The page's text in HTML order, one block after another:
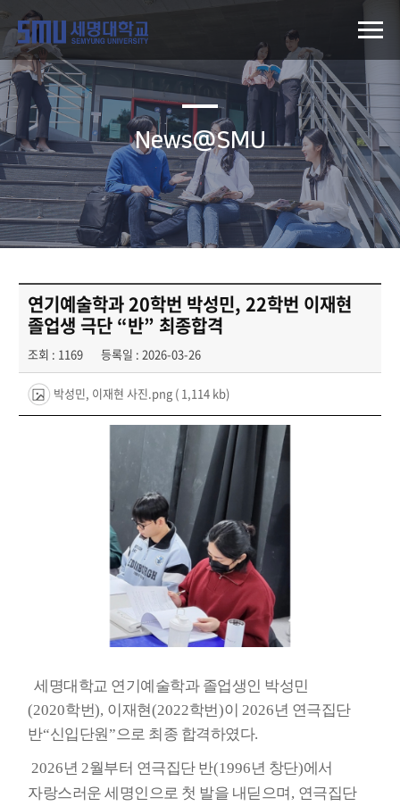
News@SMU
연기예술학과 20학번 박성민, 22학번 이재현
졸업생 극단 “반” 최종합격
조회 : 1169 등록일 : 2026-03-26
박성민, 이재현 사진.png ( 1,114 kb)
세명대학교 연기예술학과 졸업생인 박성민
(2020학번), 이재현(2022학번)이 2026년 연극집단
반“신입단원”으로 최종 합격하였다.
2026년 2월부터 연극집단 반(1996년 창단)에서
자랑스러운 세명인으로 첫 발을 내딛으며 , 연극집단